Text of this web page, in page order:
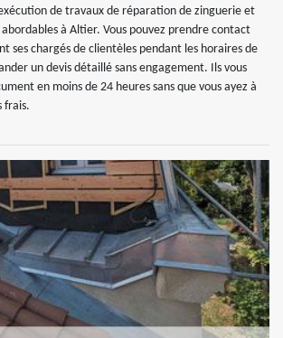
de travaux de réparation de zinguerie et
abordables à Altier. Vous pouvez prendre contact
ses chargés de clientèles pendant les horaires de
un devis détaillé sans engagement. Ils vous
en moins de 24 heures sans que vous ayez à
frais.